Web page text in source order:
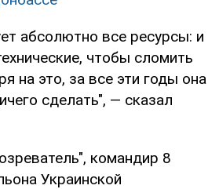
абсолютно все ресурсы: и
чтобы сломить
на это, за все эти годы она
сделать", — сказал
командир 8
Украинской